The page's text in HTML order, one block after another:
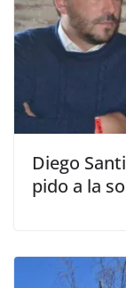
Diego
pido a la